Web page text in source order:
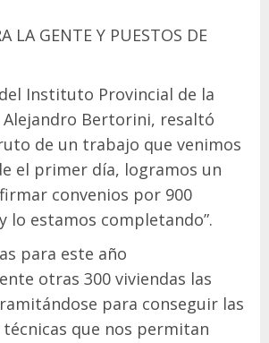
LA GENTE Y PUESTOS DE
Instituto Provincial de la
Alejandro Bertorini, resaltó
de un trabajo que venimos
el primer día, logramos un
convenios por 900
lo estamos completando”.
para este año
otras 300 viviendas las
para conseguir las
que nos permitan